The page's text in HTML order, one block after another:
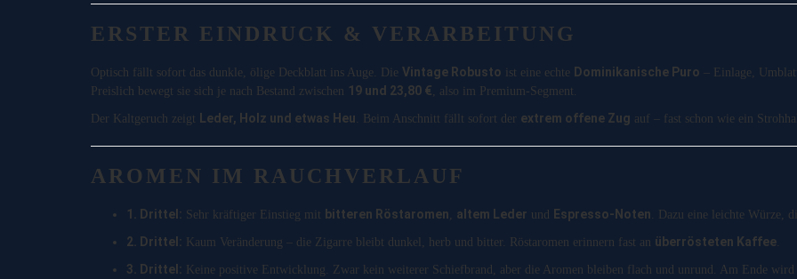
ERSTER EINDRUCK & VERARBEITUNG
Optisch fällt sofort das dunkle, ölige Deckblatt ins Auge. Die Vintage Robusto ist eine echte Dominikanische Puro – Einlage,
Preislich bewegt sie sich je nach Bestand zwischen 19 und 23,80 € , also im Premium-Segment.
Der Kaltgeruch zeigt Leder, Holz und etwas Heu . Beim Anschnitt fällt sofort der extrem offene Zug auf – fast schon wie ein
AROMEN IM RAUCHVERLAUF
1. Drittel: Sehr kräftiger Einstieg mit bitteren Röstaromen altem Leder und Espresso-Noten . Dazu eine leichte Würze,
2. Drittel: Kaum Veränderung – die Zigarre bleibt dunkel, herb und bitter. Röstaromen erinnern fast an überrösteten Kaffee
3. Drittel: Keine positive Entwicklung. Zwar kein weiterer Schiefbrand, aber die Aromen bleiben flach und unrund. Am Ende wird